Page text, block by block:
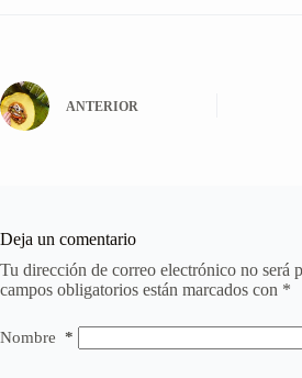
ANTERIOR
Deja un comentario
Tu dirección de correo electrónico no será
campos obligatorios están marcados con *
Nombre *